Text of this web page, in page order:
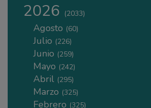
2026 (2033)
Agosto (60)
Julio (226)
Junio (259)
Mayo (242)
Abril (295)
Marzo (325)
Febrero (325)